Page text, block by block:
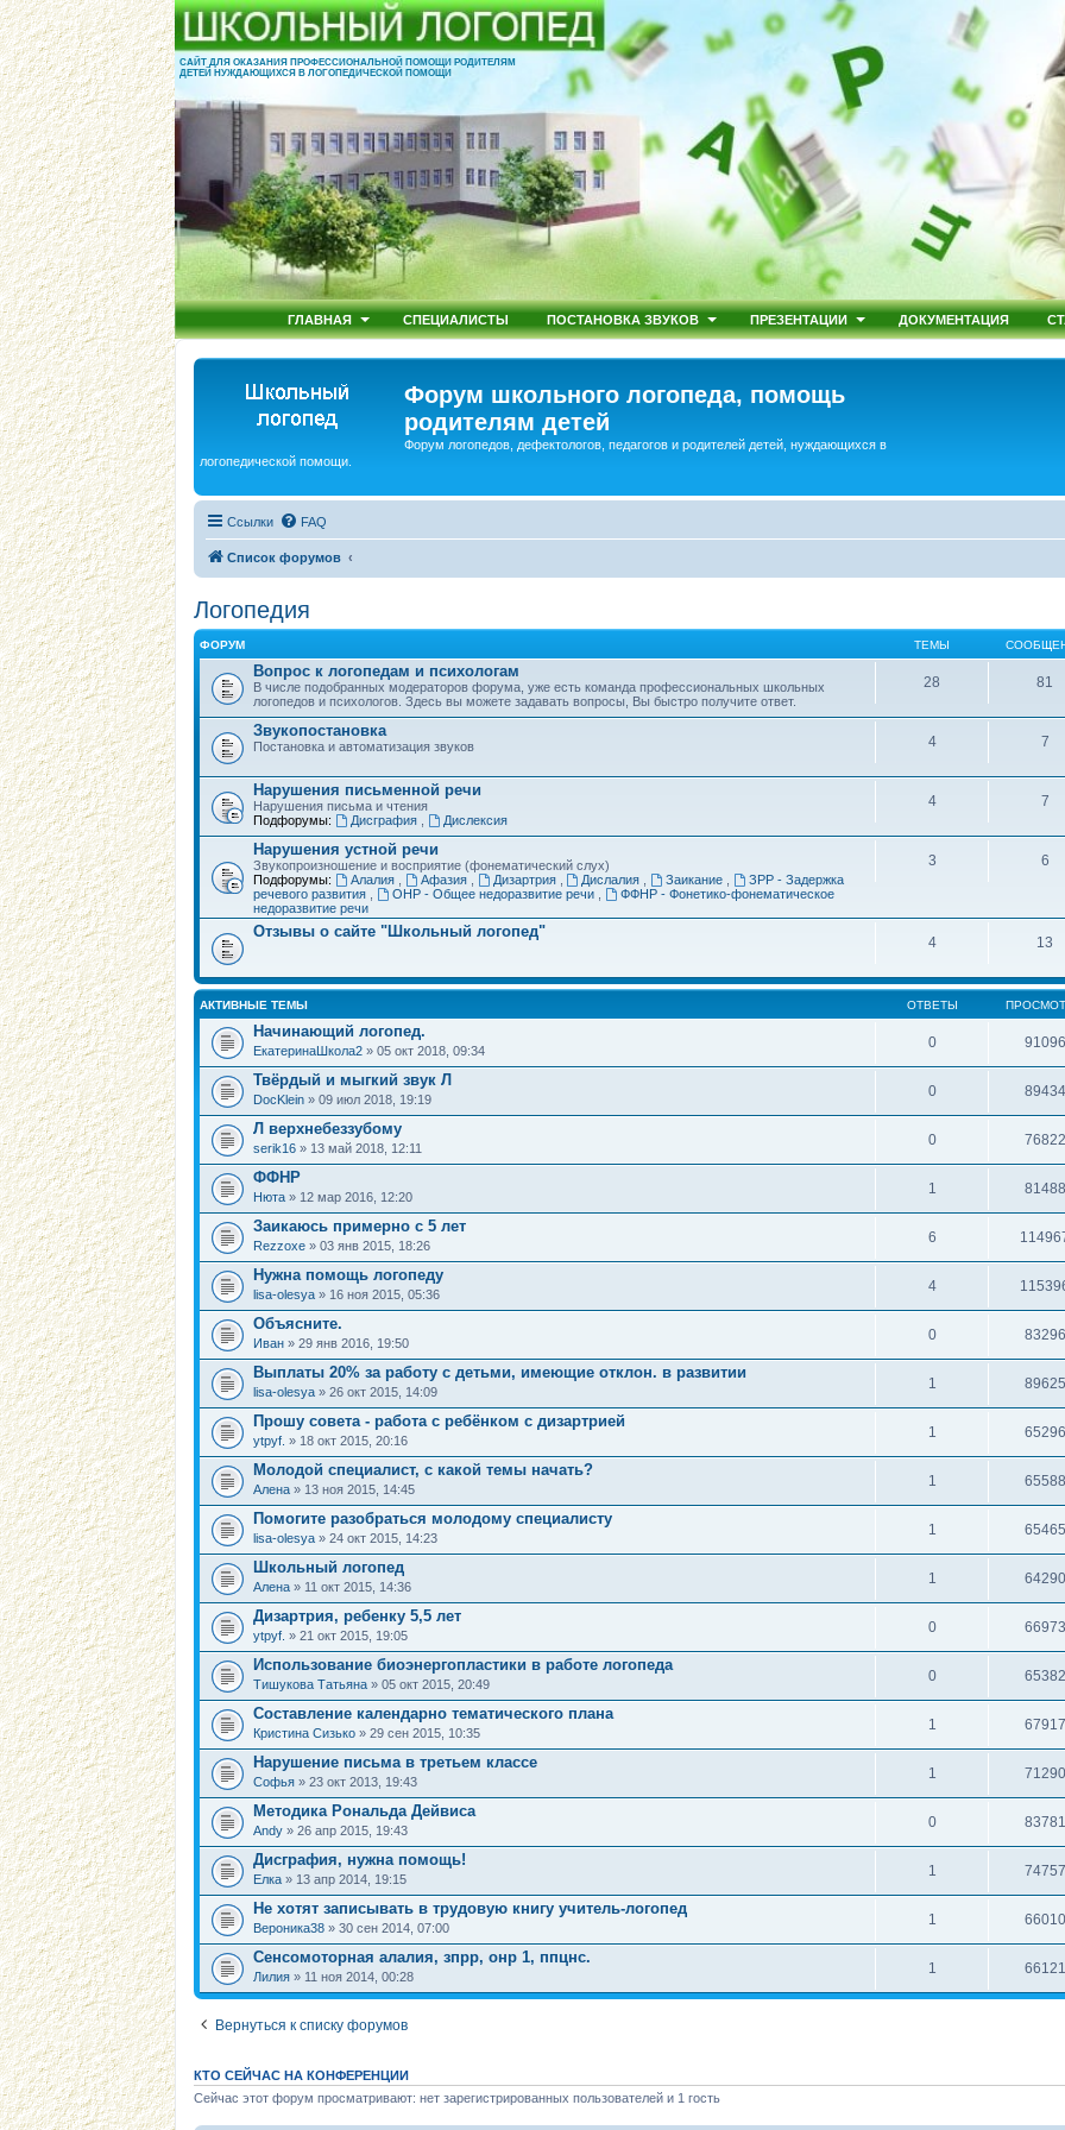
САЙТ ДЛЯ ОКАЗАНИЯ ПРОФЕССИОНАЛЬНОЙ ПОМОЩИ РОДИТЕЛЯМ
ДЕТЕЙ НУЖДАЮЩИХСЯ В ЛОГОПЕДИЧЕСКОЙ ПОМОЩИ
ГЛАВНАЯ СПЕЦИАЛИСТЫ ПОСТАНОВКА ЗВУКОВ ПРЕЗЕНТАЦИИ ДОКУМЕНТАЦИЯ
Форум школьного логопеда, помощь
родителям детей
Форум логопедов, дефектологов, педагогов и родителей детей, нуждающихся в
логопедической помощи.
Ссылки FAQ
Список форумов
Логопедия
ФОРУМ ТЕМЫ
Вопрос к логопедам и психологам
В числе подобранных модераторов форума, уже есть команда профессиональных школьных
логопедов и психологов. Здесь вы можете задавать вопросы, Вы быстро получите ответ.
28 81
Звукопостановка
Постановка и автоматизация звуков 4 7
Нарушения письменной речи
Нарушения письма и чтения
Подфорумы:
Дисграфия Дислексия
4 7
Нарушения устной речи
Звукопроизношение и восприятие (фонематический слух)
Подфорумы:
Алалия Афазия Дизартрия Дислалия Заикание
ЗРР - Задержка
речевого развития
ОНР - Общее недоразвитие речи
ФФНР - Фонетико-фонематическое
недоразвитие речи
3 6
Отзывы о сайте "Школьный логопед"
4 13
АКТИВНЫЕ ТЕМЫ ОТВЕТЫ
Начинающий логопед.
ЕкатеринаШкола2 » 05 окт 2018, 09:34
0 91096
Твёрдый и мыгкий звук Л
DocKlein » 09 июл 2018, 19:19
0 89434
Л верхнебеззубому
serik16 » 13 май 2018, 12:11
0 76822
ФФНР
Нюта » 12 мар 2016, 12:20
1 81488
Заикаюсь примерно с 5 лет
Rezzoxe » 03 янв 2015, 18:26
6
Нужна помощь логопеду
lisa-olesya » 16 ноя 2015, 05:36
4
Объясните.
Иван » 29 янв 2016, 19:50
0 83296
Выплаты 20% за работу с детьми, имеющие отклон. в развитии
lisa-olesya » 26 окт 2015, 14:09
1 89625
Прошу совета - работа с ребёнком с дизартрией
ytpyf. » 18 окт 2015, 20:16
1 65296
Молодой специалист, с какой темы начать?
Алена » 13 ноя 2015, 14:45
1 65588
Помогите разобраться молодому специалисту
lisa-olesya » 24 окт 2015, 14:23
1 65465
Школьный логопед
Алена » 11 окт 2015, 14:36
1 64290
Дизартрия, ребенку 5,5 лет
ytpyf. » 21 окт 2015, 19:05
0 66973
Использование биоэнергопластики в работе логопеда
Тишукова Татьяна » 05 окт 2015, 20:49
0 65382
Составление календарно тематического плана
Кристина Сизько » 29 сен 2015, 10:35
1 67917
Нарушение письма в третьем классе
Софья » 23 окт 2013, 19:43
1 71290
Методика Рональда Дейвиса
Andy » 26 апр 2015, 19:43
0 83781
Дисграфия, нужна помощь!
Елка » 13 апр 2014, 19:15
1 74757
Не хотят записывать в трудовую книгу учитель-логопед
Вероника38 » 30 сен 2014, 07:00
1 66010
Сенсомоторная алалия, зпрр, онр 1, ппцнс.
Лилия » 11 ноя 2014, 00:28
1 66121
Вернуться к списку форумов
КТО СЕЙЧАС НА КОНФЕРЕНЦИИ
Сейчас этот форум просматривают: нет зарегистрированных пользователей и 1 гость